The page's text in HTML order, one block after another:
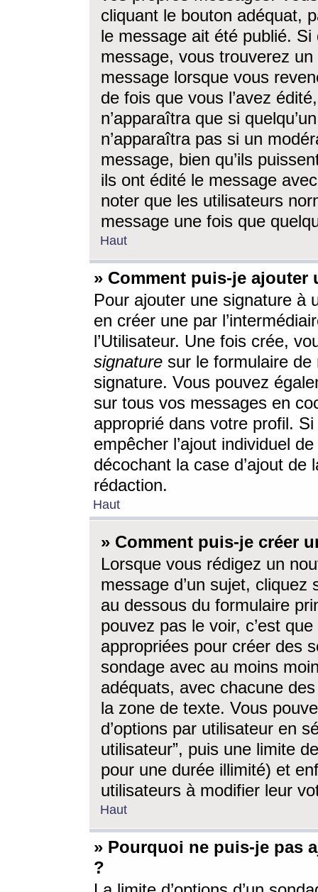
cliquant le bouton adéquat,
le message ait été publié. Si
message, vous trouverez
message lorsque vous
de fois que vous l’avez
n’apparaîtra que si
n’apparaîtra pas si un
message, bien qu’ils
ils ont édité le message
noter que les utilisateurs
message une fois que
Haut
» Comment puis-je ajouter
Pour ajouter une signature à
en créer une par
l’Utilisateur. Une fois crée,
signature sur le formulaire de
signature. Vous pouvez
sur tous vos messages en
approprié dans votre profil.
empêcher l’ajout individuel
décochant la case d’ajout
rédaction.
Haut
» Comment puis-je créer
Lorsque vous rédigez un
message d’un sujet, cliquez
au dessous du formulaire
pouvez pas le voir, c’est
appropriées pour créer des
sondage avec au moins
adéquats, avec chacune
la zone de texte. Vous
d’options par utilisateur en
utilisateur”, puis une limite
pour une durée illimité) et
utilisateurs à modifier leur
Haut
» Pourquoi ne puis-je pas
?